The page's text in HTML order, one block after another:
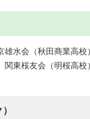
水会（秋田商業高
東桜友会（明桜高